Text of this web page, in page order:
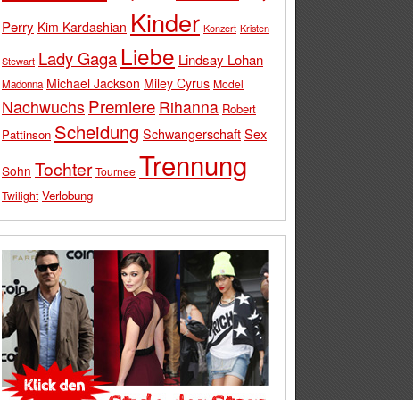
Perry Kim Kardashian Kinder Konzert Kristen
Stewart Lady Gaga Liebe Lindsay Lohan
Madonna Michael Jackson Miley Cyrus Model
Nachwuchs Premiere Rihanna Robert
Pattinson Scheidung SchwangerschaftSex
Sohn Tochter Tournee Trennung
Twilight Verlobung